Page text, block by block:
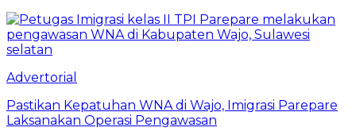
Advertorial
Pastikan Kepatuhan WNA di Wajo, Imigrasi Parepare
Laksanakan Operasi Pengawasan